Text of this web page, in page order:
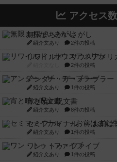
アクセス
無限まちがいさがし
紹介文あり 2件の投稿
リワイルド：サウスアメリ
2件の投稿
アンダー・ザ・テーブラー
紹介文あり 1件の投稿
宵と暁の呪文書
紹介文あり 8件の投稿
セミファイナル ～お前は
紹介文あり 1件の投稿
ワン・トゥ・ファイブ
紹介文あり 1件の投稿